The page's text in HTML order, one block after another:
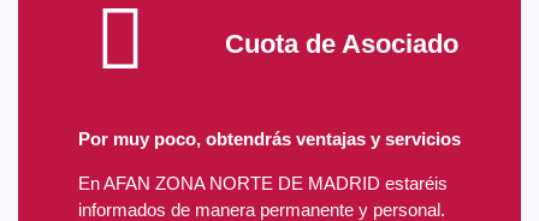
Cuota de Asociado
Por muy poco, obtendrás ventajas y servicios
En AFAN ZONA NORTE DE MADRID estaréis
informados de manera permanente y personal.